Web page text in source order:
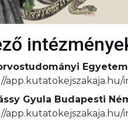
Egyetem
Gyula Budapesti